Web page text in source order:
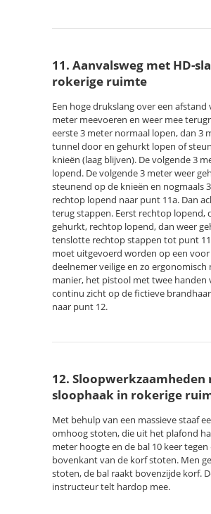
11. Aanvalsweg met HD-
rokerige ruimte
Een hoge drukslang over een afstand
meter meevoeren en weer mee
eerste 3 meter normaal lopen, dan 3
tunnel door en gehurkt lopen of
knieën (laag blijven). De volgende 3
lopend. De volgende 3 meter weer
steunend op de knieën en nogmaals
rechtop lopend naar punt 11a. Dan
terug stappen. Eerst rechtop lopend,
gehurkt, rechtop lopend, dan weer
tenslotte rechtop stappen tot punt
moet uitgevoerd worden op een
deelnemer veilige en zo ergonomisch
manier, het pistool met twee handen
continu zicht op de fictieve
naar punt 12.
12. Sloopwerkzaamheden
sloophaak in rokerige
Met behulp van een massieve staaf
omhoog stoten, die uit het plafond
meter hoogte en de bal 10 keer tegen
bovenkant van de korf stoten. Men
stoten, de bal raakt bovenzijde korf.
instructeur telt hardop mee.